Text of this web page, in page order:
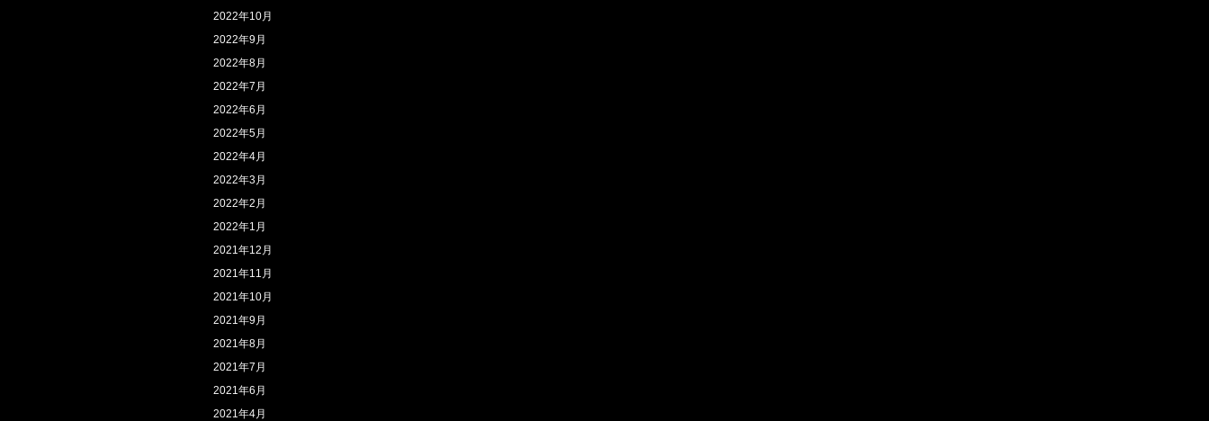
2022年10月
2022年9月
2022年8月
2022年7月
2022年6月
2022年5月
2022年4月
2022年3月
2022年2月
2022年1月
2021年12月
2021年11月
2021年10月
2021年9月
2021年8月
2021年7月
2021年6月
2021年4月